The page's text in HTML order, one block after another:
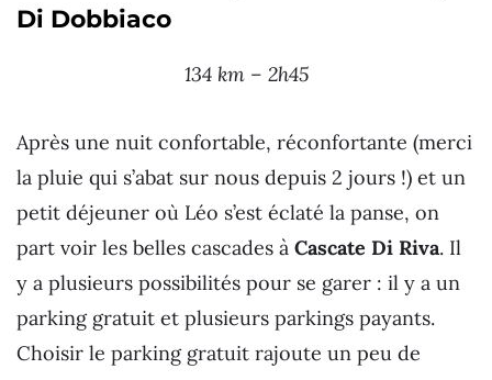
Di Dobbiaco
134 km – 2h45
Après une nuit confortable, réconfortante (merci
la pluie qui s’abat sur nous depuis 2 jours !) et un
petit déjeuner où Léo s’est éclaté la panse, on
part voir les belles cascades à Cascate Di Riva. Il
y a plusieurs possibilités pour se garer : il y a un
parking gratuit et plusieurs parkings payants.
Choisir le parking gratuit rajoute un peu de